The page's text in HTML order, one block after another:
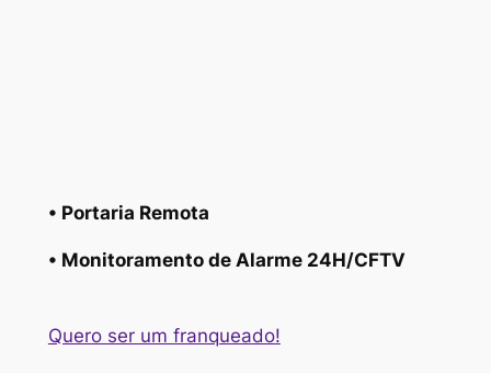
• Portaria Remota
• Monitoramento de Alarme 24H/CFTV
Quero ser um franqueado!